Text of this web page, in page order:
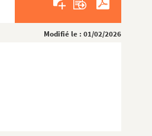
Modifié le : 01/02/2026